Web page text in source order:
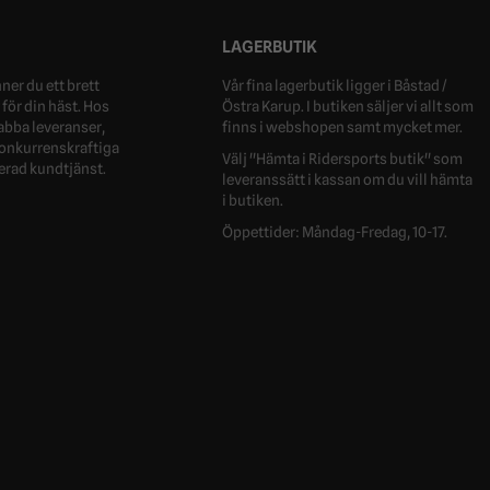
du ett brett
din häst. Hos
leveranser,
kundtjänst.
LAGERBUTIK
Vår fina lagerbutik ligger i Båstad /
Östra Karup. I butiken säljer vi allt som
finns i webshopen samt mycket mer.
Välj "Hämta i Ridersports butik" som
leveranssätt i kassan om du vill hämta
i butiken.
Öppettider: Måndag-Fredag, 10-17.